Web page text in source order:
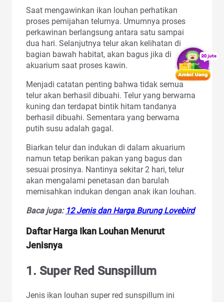
Saat mengawinkan ikan louhan perhatikan
proses pemijahan telurnya. Umumnya proses
perkawinan berlangsung antara satu sampai
dua hari. Selanjutnya telur akan kelihatan di
bagian bawah habitat, akan bagus jika di
akuarium saat proses kawin.
Menjadi catatan penting bahwa tidak semua
telur akan berhasil dibuahi. Telur yang berwarna
kuning dan terdapat bintik hitam tandanya
berhasil dibuahi. Sementara yang berwarna
putih susu adalah gagal.
Biarkan telur dan indukan di dalam akuarium
namun tetap berikan pakan yang bagus dan
sesuai prosinya. Nantinya sekitar 2 hari, telur
akan mengalami penetasan dan barulah
memisahkan indukan dengan anak ikan louhan.
Baca juga: 12 Jenis dan Harga Burung Lovebird
Daftar Harga Ikan Louhan Menurut
Jenisnya
1. Super Red Sunspillum
Jenis ikan louhan super red sunspillum ini